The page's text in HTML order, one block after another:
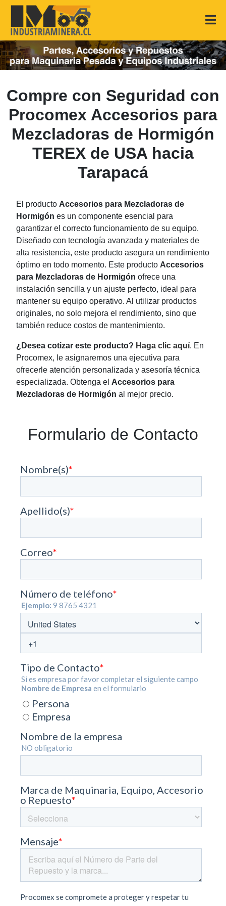
Compre con Seguridad con
Procomex Accesorios para
Mezcladoras de Hormigón
TEREX de USA hacia
Tarapacá
El producto Accesorios para Mezcladoras de
Hormigón es un componente esencial para
garantizar el correcto funcionamiento de su equipo.
Diseñado con tecnología avanzada y materiales de
alta resistencia, este producto asegura un rendimiento
óptimo en todo momento. Este producto Accesorios
para Mezcladoras de Hormigón ofrece una
instalación sencilla y un ajuste perfecto, ideal para
mantener su equipo operativo. Al utilizar productos
originales, no solo mejora el rendimiento, sino que
también reduce costos de mantenimiento.
¿Desea cotizar este producto? Haga clic aquí. En
Procomex, le asignaremos una ejecutiva para
ofrecerle atención personalizada y asesoría técnica
especializada. Obtenga el Accesorios para
Mezcladoras de Hormigón al mejor precio.
Formulario de Contacto